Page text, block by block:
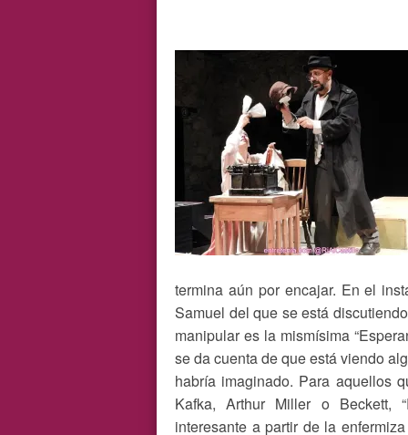
termina aún por encajar. En el
Samuel del que se está
manipular es la mismísima
se da cuenta de que está viendo
habría imaginado. Para aquellos
Kafka, Arthur Miller o Beckett,
interesante a partir de la